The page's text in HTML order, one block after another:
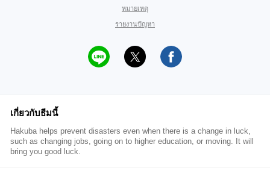
หมายเหตุ
รายงานปัญหา
เกี่ยวกับธีมนี้
Hakuba helps prevent disasters even when there is a change in luck,
such as changing jobs, going on to higher education, or moving. It will
bring you good luck.